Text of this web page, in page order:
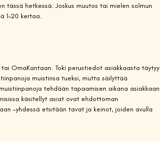
tässä hetkessä. Joskus muutos tai mielen solmun
1–20 kertaa.
OmaKantaan. Toki perustiedot asiakkaasta täytyy
muistinsa tueksi, mutta säilyttää
tehdään tapaamisen aikana asiakkaan
käsitellyt asiat ovat ehdottoman
-yhdessä etsitään tavat ja keinot, joiden avulla